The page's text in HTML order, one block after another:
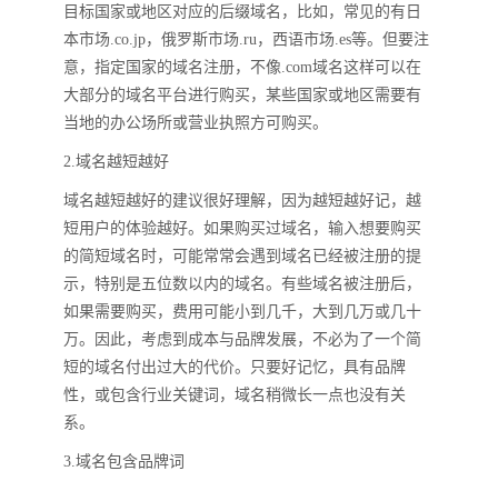
目标国家或地区对应的后缀域名，比如，常见的有日
本市场.co.jp，俄罗斯市场.ru，西语市场.es等。但要注
意，指定国家的域名注册，不像.com域名这样可以在
大部分的域名平台进行购买，某些国家或地区需要有
当地的办公场所或营业执照方可购买。
2.域名越短越好
域名越短越好的建议很好理解，因为越短越好记，越
短用户的体验越好。如果购买过域名，输入想要购买
的简短域名时，可能常常会遇到域名已经被注册的提
示，特别是五位数以内的域名。有些域名被注册后，
如果需要购买，费用可能小到几千，大到几万或几十
万。因此，考虑到成本与品牌发展，不必为了一个简
短的域名付出过大的代价。只要好记忆，具有品牌
性，或包含行业关键词，域名稍微长一点也没有关
系。
3.域名包含品牌词